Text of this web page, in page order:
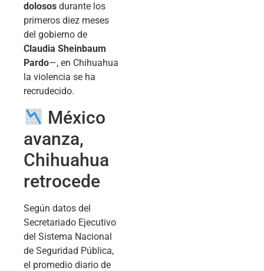
dolosos durante los
primeros diez meses
del gobierno de
Claudia Sheinbaum
Pardo—, en Chihuahua
la violencia se ha
recrudecido.
México
avanza,
Chihuahua
retrocede
Según datos del
Secretariado Ejecutivo
del Sistema Nacional
de Seguridad Pública,
el promedio diario de